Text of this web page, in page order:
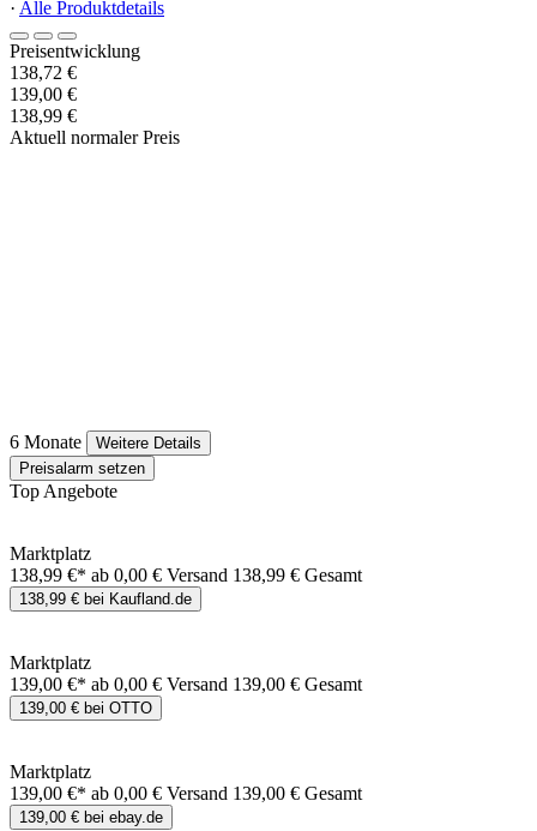
· Alle Produktdetails
Preisentwicklung
138,72 €
139,00 €
138,99 €
Aktuell normaler Preis
6 Monate
Weitere Details
Preisalarm setzen
Top Angebote
Marktplatz
138,99 €* ab 0,00 € Versand 138,99 € Gesamt
138,99 € bei Kaufland.de
Marktplatz
139,00 €* ab 0,00 € Versand 139,00 € Gesamt
139,00 € bei OTTO
Marktplatz
139,00 €* ab 0,00 € Versand 139,00 € Gesamt
139,00 € bei ebay.de